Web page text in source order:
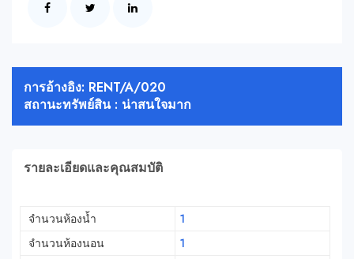
การอ้างอิง: RENT/A/020
สถานะทรัพย์สิน : น่าสนใจมาก
รายละเอียดและคุณสมบัติ
จำนวนห้องน้ำ
1
จำนวนห้องนอน
1